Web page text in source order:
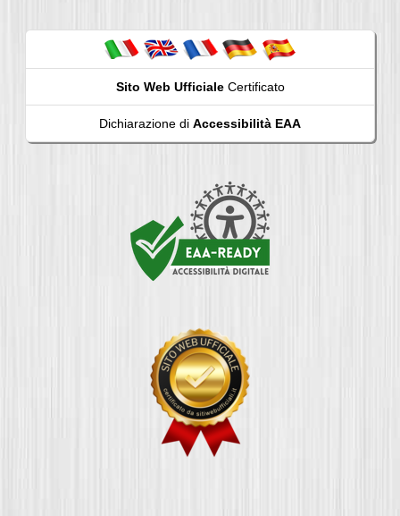
Sito Web UfficialeCertificato
Dichiarazione di Accessibilità EAA